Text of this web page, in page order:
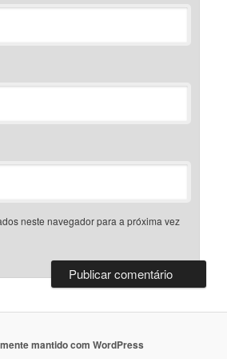
neste navegador para a próxima vez
mantido com WordPress